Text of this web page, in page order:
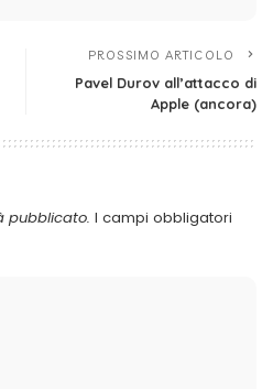
PROSSIMO ARTICOLO
Pavel Durov all’attacco di
Apple (ancora)
pubblicato. I campi obbligatori